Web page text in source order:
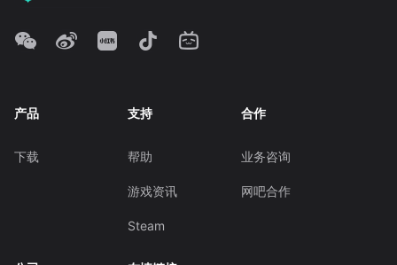
产品
下载
支持
帮助
游戏资讯
Steam
合作
业务咨询
网吧合作